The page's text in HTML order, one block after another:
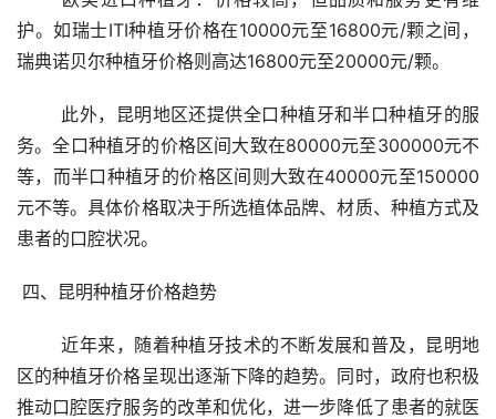
护。如瑞士ITI种植牙价格在10000元至16800元/颗之间，
瑞典诺贝尔种植牙价格则高达16800元至20000元/颗。
务。全口种植牙的价格区间大致在80000元至300000元不
等，而半口种植牙的价格区间则大致在40000元至150000
元不等。具体价格取决于所选植体品牌、材质、种植方式及
患者的口腔状况。
四、昆明种植牙价格趋势
	近年来，随着种植牙技术的不断发展和普及，昆明地
区的种植牙价格呈现出逐渐下降的趋势。同时，政府也积极
推动口腔医疗服务的改革和优化，进一步降低了患者的就医